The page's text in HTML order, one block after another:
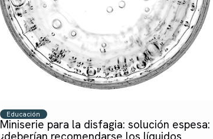
Educación
Miniserie para la disfagia: solución espesa: